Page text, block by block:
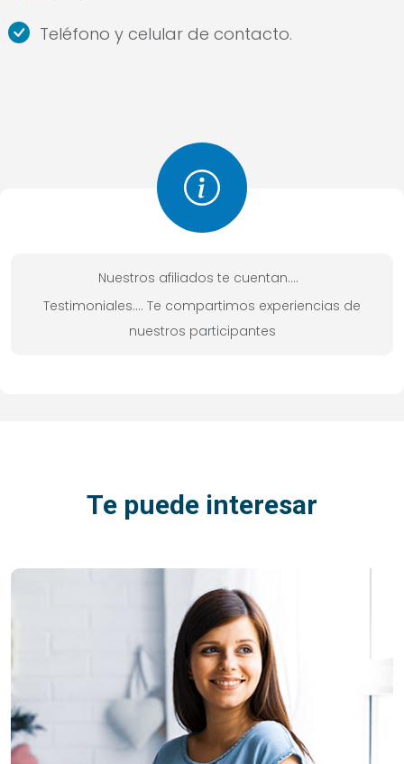
Teléfono y celular de contacto.
Nuestros afiliados te cuentan….
Testimoniales…. Te compartimos experiencias de
nuestros participantes
Te puede interesar